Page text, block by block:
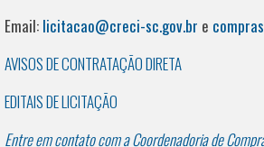
Email: licitacao@creci-sc.gov.br e
AVISOS DE CONTRATAÇÃO DIRETA
EDITAIS DE LICITAÇÃO
Entre em contato com a Coordenadoria de